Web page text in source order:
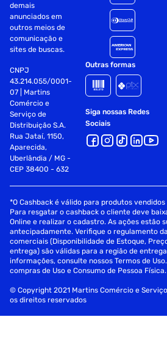
demais
anunciados em
outros meios de
comunicação e
sites de buscas.
CNPJ
43.214.055/0001-
07 | Martins
Comércio e
Serviço de
Distribuição S.A.
Rua Jataí, 1150,
Aparecida,
Uberlândia / MG -
CEP 38400 - 632
Outras formas
Siga nossas Redes
Sociais
*O Cashback é válido para produtos
Para resgatar o cashback o cliente deve
Online e realizar o cadastro. As ações estão
antecipadamente. Verifique o regulamento
comerciais (Disponibilidade de Estoque,
entrega) são válidas para a região de
informações, consulte nossos Termos de
compras de Uso e Consumo de Pessoa Física.
© Copyright 2021 Martins Comércio e
os direitos reservados